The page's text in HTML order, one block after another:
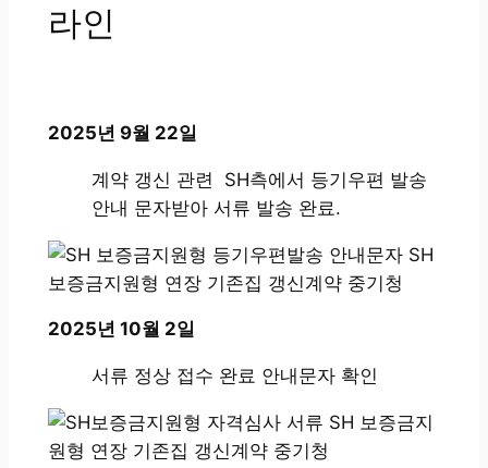
라인
2025년 9월 22일
계약 갱신 관련 SH측에서 등기우편 발송
안내 문자받아 서류 발송 완료.
2025년 10월 2일
서류 정상 접수 완료 안내문자 확인